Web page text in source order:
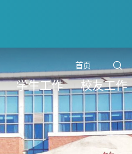
首页
学生工作 校友工作